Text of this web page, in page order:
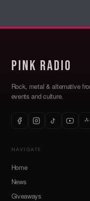
Pink Radio
Rock, metal & alternative
events and culture.
NAVIGATE
Home
News
Giveaways